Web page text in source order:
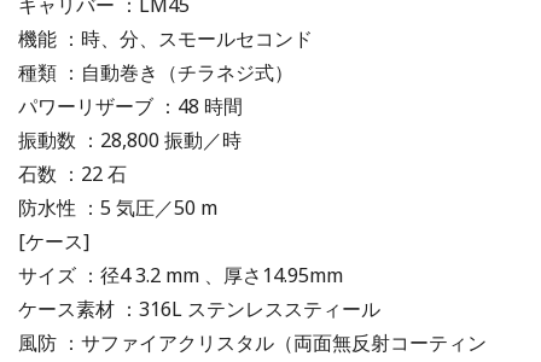
機能 ：時、分、スモールセコンド
種類 ：自動巻き（チラネジ式）
パワーリザーブ ：48 時間
振動数 ：28,800 振動／時
石数 ：22 石
防水性 ：5 気圧／50 m
[ケース]
サイズ ：径4 3.2 mm 、厚さ14.95mm
ケース素材 ：316L ステンレススティール
風防 ：サファイアクリスタル（両面無反射コーティン